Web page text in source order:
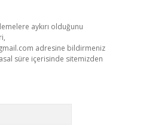
aykırı olduğunu
adresine bildirmeniz
süre içerisinde sitemizden